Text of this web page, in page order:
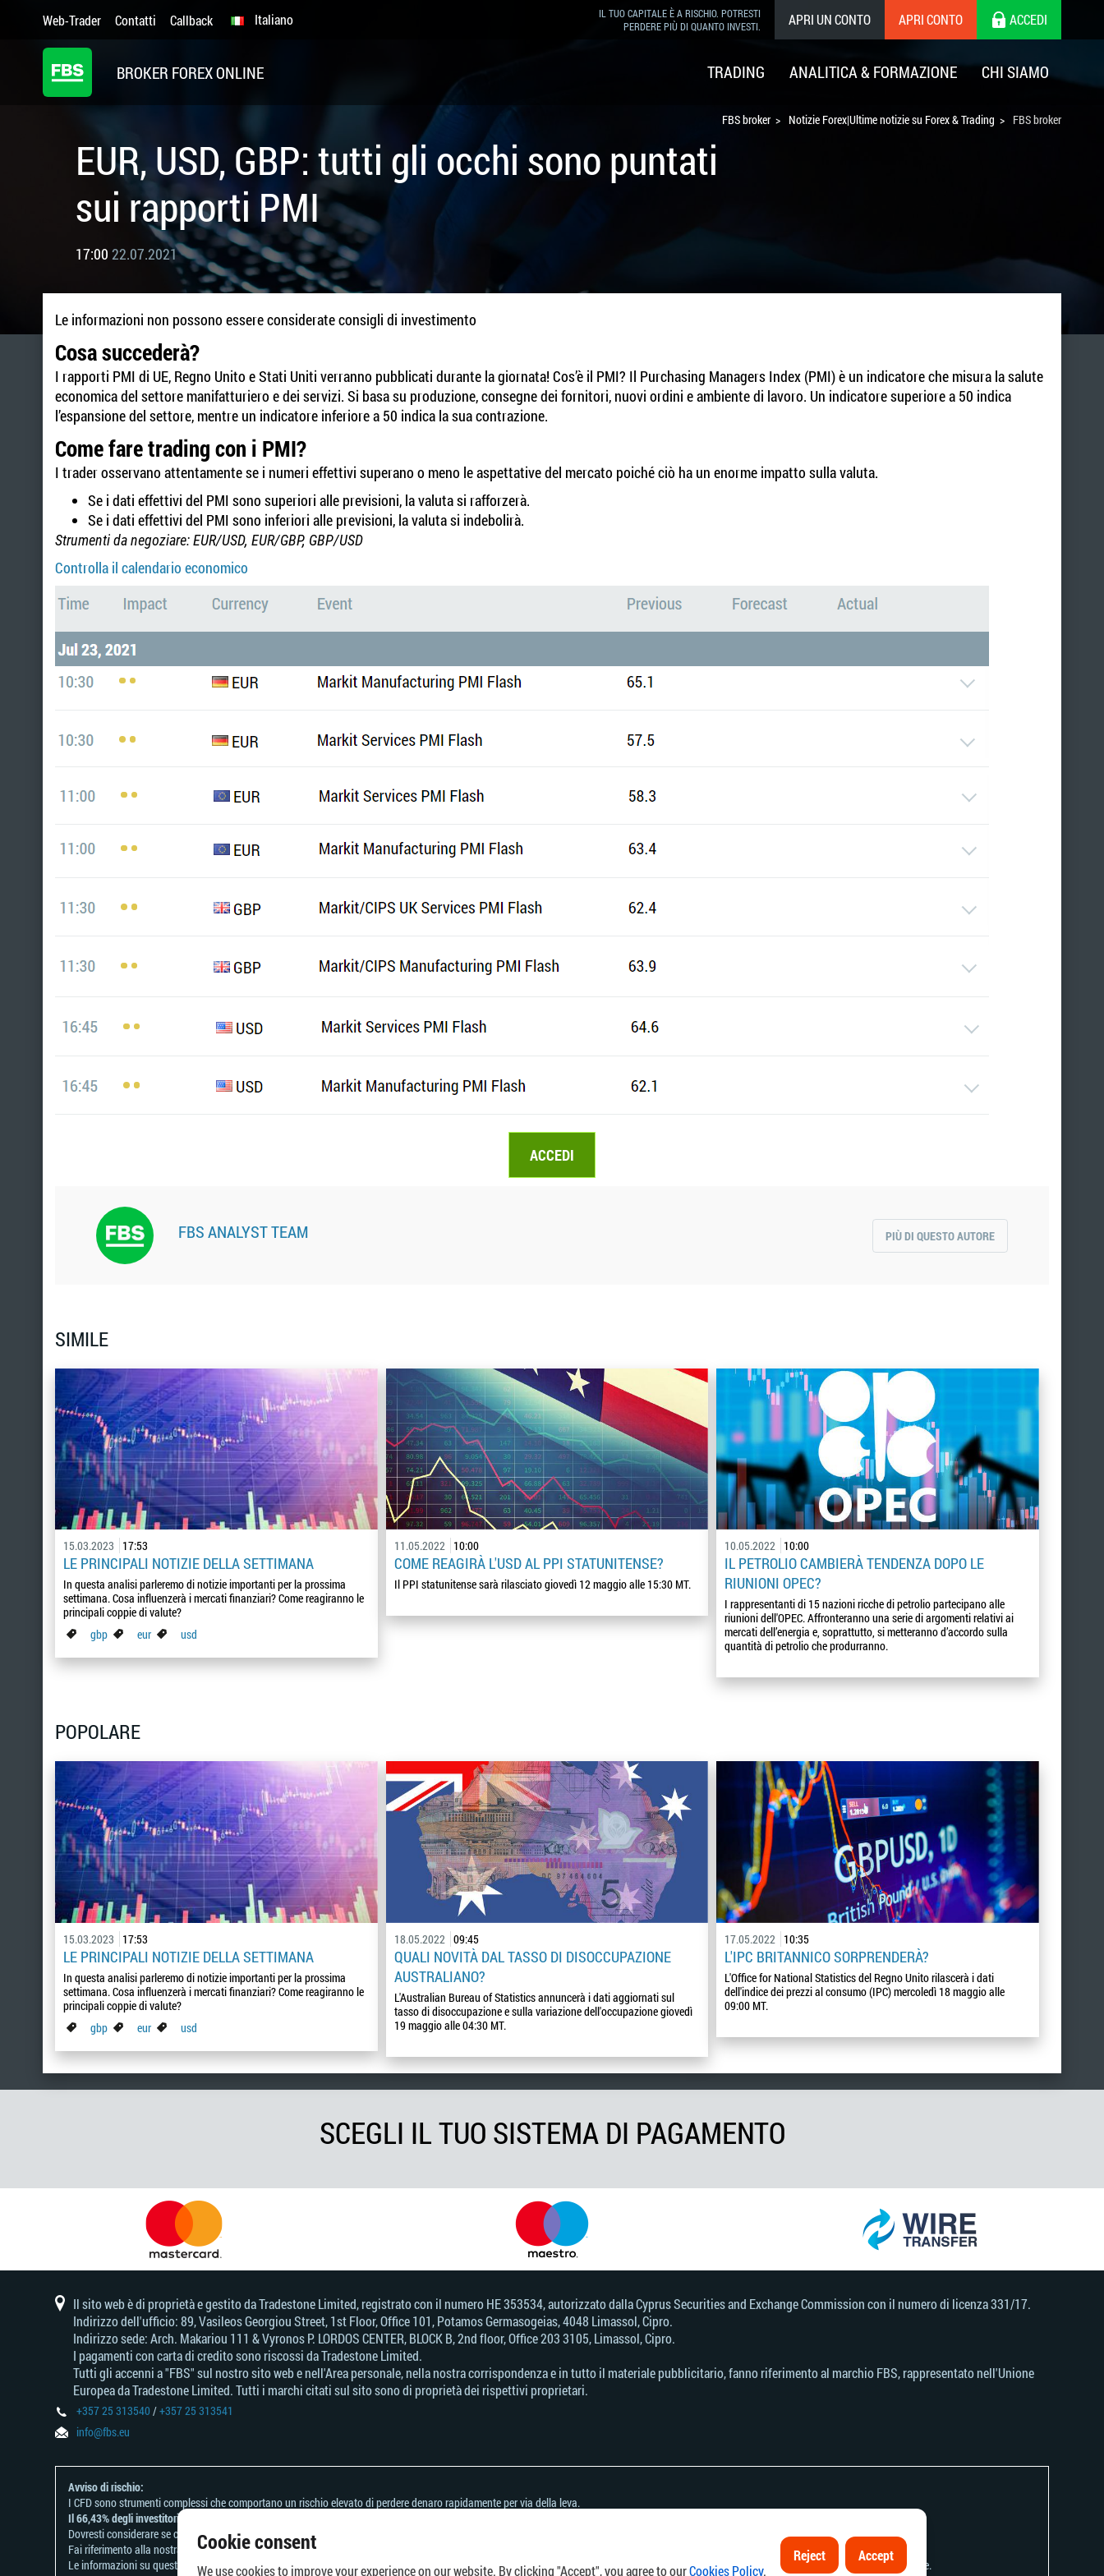
Cookie consent
We use cookies to improve your experience on our website. By clicking "Accept", you agree to ourCookies Policy.
Reject Accept
Web-Trader Contatti Callback
IL TUO CAPITALE È A RISCHIO. POTRESTI
PERDERE PIÙ DI QUANTO INVESTI.
APRI UN CONTO APRI CONTO ACCEDI
Italiano
BROKER FOREX ONLINE TRADING ANALITICA & FORMAZIONE CHI SIAMO
FBS broker Notizie Forex|Ultime notizie su Forex & Trading FBS broker
EUR, USD, GBP: tutti gli occhi sono puntati
sui rapporti PMI
17:00 22.07.2021
Le informazioni non possono essere considerate consigli di investimento
Cosa succederà?
I rapporti PMI di UE, Regno Unito e Stati Uniti verranno pubblicati durante la giornata! Cos’è il PMI? Il Purchasing Managers Index (PMI) è un indicatore che misura la salute
economica del settore manifatturiero e dei servizi. Si basa su produzione, consegne dei fornitori, nuovi ordini e ambiente di lavoro. Un indicatore superiore a 50 indica
l’espansione del settore, mentre un indicatore inferiore a 50 indica la sua contrazione.
Come fare trading con i PMI?
I trader osservano attentamente se i numeri effettivi superano o meno le aspettative del mercato poiché ciò ha un enorme impatto sulla valuta.
Se i dati effettivi del PMI sono superiori alle previsioni, la valuta si rafforzerà.
Se i dati effettivi del PMI sono inferiori alle previsioni, la valuta si indebolirà.
Strumenti da negoziare: EUR/USD, EUR/GBP, GBP/USD
Controlla il calendario economico
ACCEDI
FBS ANALYST TEAM PIÙ DI QUESTO AUTORE
SIMILE
15.03.2023 17:53
LE PRINCIPALI NOTIZIE DELLA SETTIMANA
In questa analisi parleremo di notizie importanti per la prossima
settimana. Cosa influenzerà i mercati finanziari? Come reagiranno le
principali coppie di valute?
gbp
eur usd
11.05.2022 10:00
COME REAGIRÀ L'USD AL PPI STATUNITENSE?
Il PPI statunitense sarà rilasciato giovedì 12 maggio alle 15:30 MT.
10.05.2022 10:00
IL PETROLIO CAMBIERÀ TENDENZA DOPO LE
RIUNIONI OPEC?
I rappresentanti di 15 nazioni ricche di petrolio partecipano alle
riunioni dell'OPEC. Affronteranno una serie di argomenti relativi ai
mercati dell’energia e, soprattutto, si metteranno d’accordo sulla
quantità di petrolio che produrranno.
POPOLARE
15.03.2023 17:53
LE PRINCIPALI NOTIZIE DELLA SETTIMANA
In questa analisi parleremo di notizie importanti per la prossima
settimana. Cosa influenzerà i mercati finanziari? Come reagiranno le
principali coppie di valute?
gbp
eur usd
18.05.2022 09:45
QUALI NOVITÀ DAL TASSO DI DISOCCUPAZIONE
AUSTRALIANO?
L'Australian Bureau of Statistics annuncerà i dati aggiornati sul
tasso di disoccupazione e sulla variazione dell'occupazione giovedì
19 maggio alle 04:30 MT.
17.05.2022 10:35
L'IPC BRITANNICO SORPRENDERÀ?
L'Office for National Statistics del Regno Unito rilascerà i dati
dell'indice dei prezzi al consumo (IPC) mercoledì 18 maggio alle
09:00 MT.
SCEGLI IL TUO SISTEMA DI PAGAMENTO
Il sito web è di proprietà e gestito da Tradestone Limited, registrato con il numero HE 353534, autorizzato dalla Cyprus Securities and Exchange Commission con il numero di licenza 331/17.
Indirizzo dell'ufficio: 89, Vasileos Georgiou Street, 1st Floor, Office 101, Potamos Germasogeias, 4048 Limassol, Cipro.
Indirizzo sede: Arch. Makariou 111 & Vyronos Р. LORDOS CENTER, BLOCK В, 2nd floor, Office 203 3105, Limassol, Cipro.
I pagamenti con carta di credito sono riscossi da Tradestone Limited.
Tutti gli accenni a "FBS" sul nostro sito web e nell'Area personale, nella nostra corrispondenza e in tutto il materiale pubblicitario, fanno riferimento al marchio FBS, rappresentato nell'Unione
Europea da Tradestone Limited. Tutti i marchi citati sul sito sono di proprietà dei rispettivi proprietari.
+357 25 313540/+357 25 313541
info@fbs.eu
Avviso di rischio:
I CFD sono strumenti complessi che comportano un rischio elevato di perdere denaro rapidamente per via della leva.
Il 66,43% degli investitori retail perde denaro negoziando CFD con questo provider.
Dovresti considerare se comprendi come funzionano i CFD e se puoi permetterti di correre il rischio di perdere il tuo denaro.
Fai riferimento alla nostra
Informativa sui rischi.
Le informazioni su questo sito web non sono dirette ai residenti di alcun paese o giurisdizione in cui la distribuzione o l'uso di tali informazioni è contrario alla legge o alla regolamentazione locale.